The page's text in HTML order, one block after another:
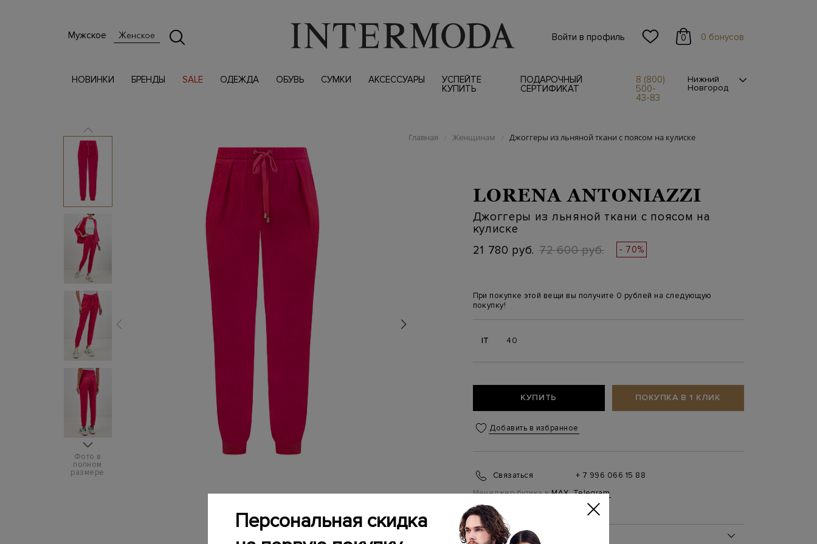
Мужское Женское Войти в профиль 0 0 бонусов
НОВИНКИ БРЕНДЫ SALE ОДЕЖДА ОБУВЬ СУМКИ АКСЕССУАРЫ
УСПЕЙТЕ
КУПИТЬ
ПОДАРОЧНЫЙ
СЕРТИФИКАТ
8 (800)
500-
43-83
Нижний
Новгород
Фото в
полном
размере
Главная / Женщинам / Джоггеры из льняной ткани с поясом на кулиске
LORENA ANTONIAZZI
Джоггеры из льняной ткани с поясом на
кулиске
21 780 руб. 72 600 руб. - 70%
При покупке этой вещи вы получите 0 рублей на следующую
покупку!
IT 40
КУПИТЬ ПОКУПКА В 1 КЛИК
Добавить в избранное
Связаться
+ 7 996 066 15 88
Менеджер бутика вMAX,Telegram
(ежедневно с 10:00 до 21:00)
ИНФОРМАЦИЯ ОБ ИЗДЕЛИИ
Персональная скидка